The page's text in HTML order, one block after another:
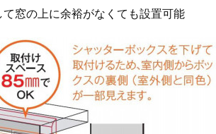
窓の上に余裕がなくても設置可能